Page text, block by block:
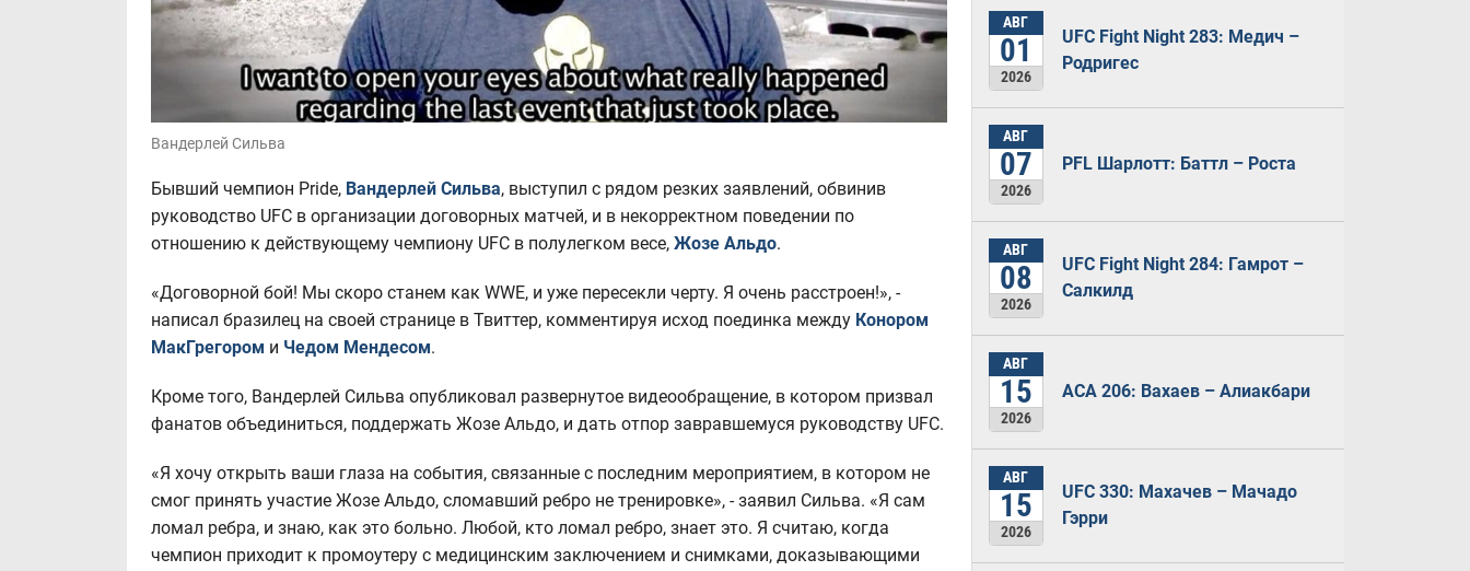
Вандерлей Сильва
Бывший чемпион Pride, Вандерлей Сильва, выступил с рядом резких заявлений, обвинив
руководство UFC в организации договорных матчей, и в некорректном поведении по
отношению к действующему чемпиону UFC в полулегком весе, Жозе Альдо.
«Договорной бой! Мы скоро станем как WWE, и уже пересекли черту. Я очень расстроен!», -
написал бразилец на своей странице в Твиттер, комментируя исход поединка между Конором
МакГрегором и Чедом Мендесом.
Кроме того, Вандерлей Сильва опубликовал развернутое видеообращение, в котором призвал
фанатов объединиться, поддержать Жозе Альдо, и дать отпор завравшемуся руководству UFC.
«Я хочу открыть ваши глаза на события, связанные с последним мероприятием, в котором не
смог принять участие Жозе Альдо, сломавший ребро не тренировке», - заявил Сильва. «Я сам
ломал ребра, и знаю, как это больно. Любой, кто ломал ребро, знает это. Я считаю, когда
чемпион приходит к промоутеру с медицинским заключением и снимками, доказывающими
АВГ
01
2026
UFC Fight Night 283: Медич –
Родригес
АВГ
07
2026
PFL Шарлотт: Баттл – Роста
АВГ
08
2026
UFC Fight Night 284: Гамрот –
Салкилд
АВГ
15
2026
ACA 206: Вахаев – Алиакбари
АВГ
15
2026
UFC 330: Махачев – Мачадо
Гэрри